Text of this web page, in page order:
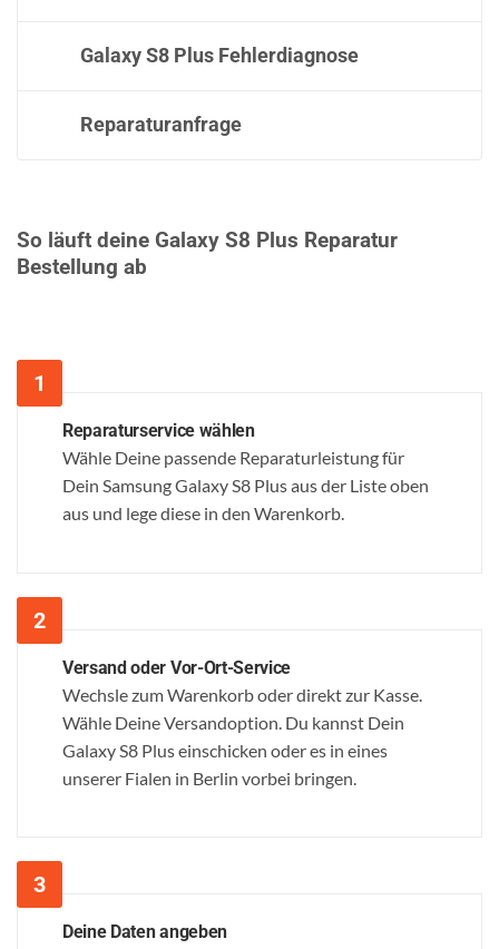
Galaxy S8 Plus Fehlerdiagnose
Reparaturanfrage
So läuft deine Galaxy S8 Plus Reparatur
Bestellung ab
Reparaturservice wählen
Wähle Deine passende Reparaturleistung für
Dein Samsung Galaxy S8 Plus aus der Liste oben
aus und lege diese in den Warenkorb.
Versand oder Vor-Ort-Service
Wechsle zum Warenkorb oder direkt zur Kasse.
Wähle Deine Versandoption. Du kannst Dein
Galaxy S8 Plus einschicken oder es in eines
unserer Fialen in Berlin vorbei bringen.
Deine Daten angeben